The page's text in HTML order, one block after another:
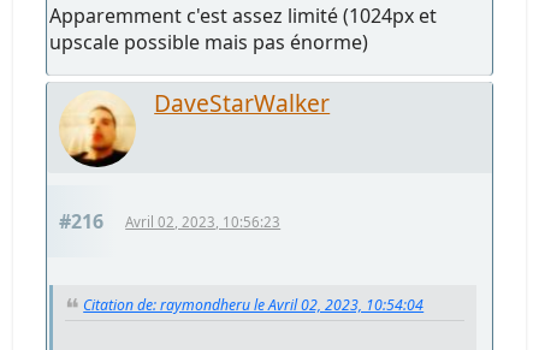
Apparemment c'est assez limité (1024px et
upscale possible mais pas énorme)
DaveStarWalker
#216 Avril 02, 2023, 10:56:23
Citation de: raymondheru le Avril 02, 2023, 10:54:04